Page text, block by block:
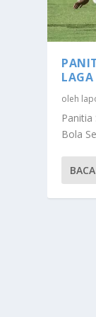
LAGA
oleh
Panitia
Bola